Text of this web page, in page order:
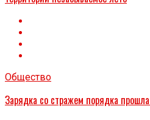
Общество
Зарядка со стражем порядка прошла